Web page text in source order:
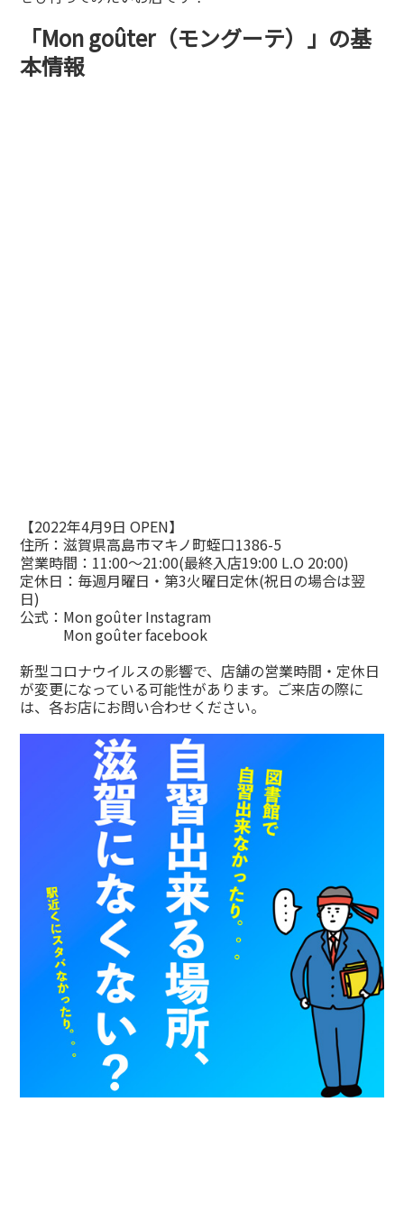
「Mon goûter（モングーテ）」の基
本情報
【2022年4月9日 OPEN】
住所：滋賀県高島市マキノ町蛭口1386-5
営業時間：11:00～21:00(最終入店19:00 L.O 20:00)
定休日：毎週月曜日・第3火曜日定休(祝日の場合は翌
日)
公式： Mon goûter Instagram
Mon goûter facebook
新型コロナウイルスの影響で、店舗の営業時間・定休日
が変更になっている可能性があります。ご来店の際に
は、各お店にお問い合わせください。